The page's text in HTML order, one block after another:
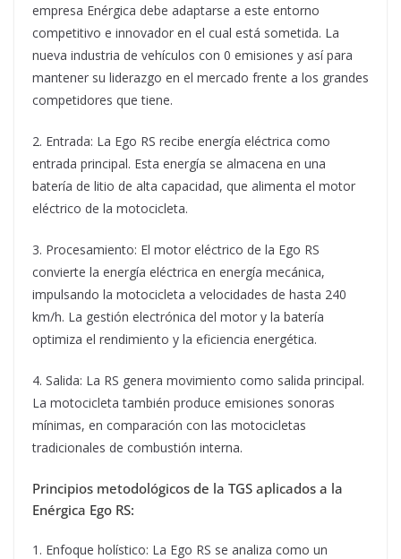
empresa Enérgica debe adaptarse a este entorno
competitivo e innovador en el cual está sometida. La
nueva industria de vehículos con 0 emisiones y así para
mantener su liderazgo en el mercado frente a los grandes
competidores que tiene.
2. Entrada: La Ego RS recibe energía eléctrica como
entrada principal. Esta energía se almacena en una
batería de litio de alta capacidad, que alimenta el motor
eléctrico de la motocicleta.
3. Procesamiento: El motor eléctrico de la Ego RS
convierte la energía eléctrica en energía mecánica,
impulsando la motocicleta a velocidades de hasta 240
km/h. La gestión electrónica del motor y la batería
optimiza el rendimiento y la eficiencia energética.
4. Salida: La RS genera movimiento como salida principal.
La motocicleta también produce emisiones sonoras
mínimas, en comparación con las motocicletas
tradicionales de combustión interna.
Principios metodológicos de la TGS aplicados a la
Enérgica Ego RS:
1. Enfoque holístico: La Ego RS se analiza como un